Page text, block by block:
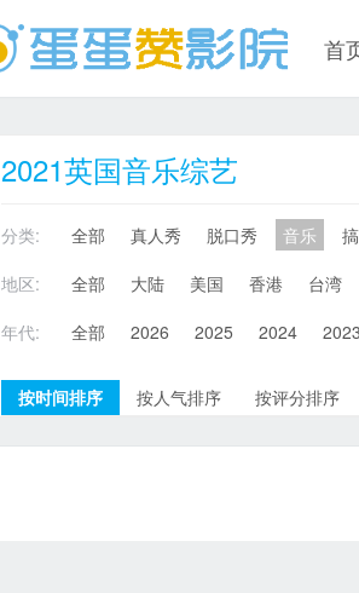
首
2021英国音乐综艺
分类: 全部 真人秀 脱口秀 音乐
地区:
全部 大陆 美国 香港 台湾
年代:
全部 2026 2025 2024 2023
按时间排序 按人气排序 按评分排序